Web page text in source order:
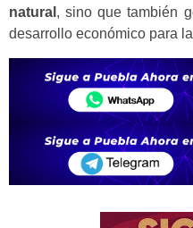
natural , sino que también
desarrollo económico para